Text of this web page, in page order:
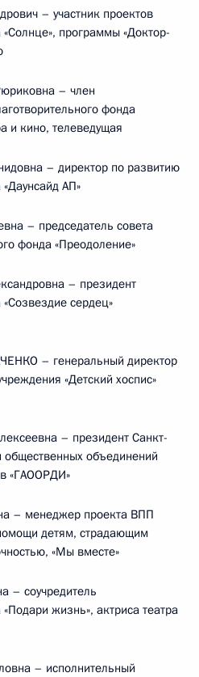
– участник проектов
программы «Доктор-
– член
фонда
и кино, телеведущая
– директор по развитию
АП»
– председатель совета
фонда «Преодоление»
– президент
сердец»
– генеральный директор
«Детский хоспис»
– президент Санкт-
общественных объединений
«ГАООРДИ»
– менеджер проекта ВПП
детям, страдающим
«Мы вместе»
– соучредитель
жизнь», актриса театра
– исполнительный